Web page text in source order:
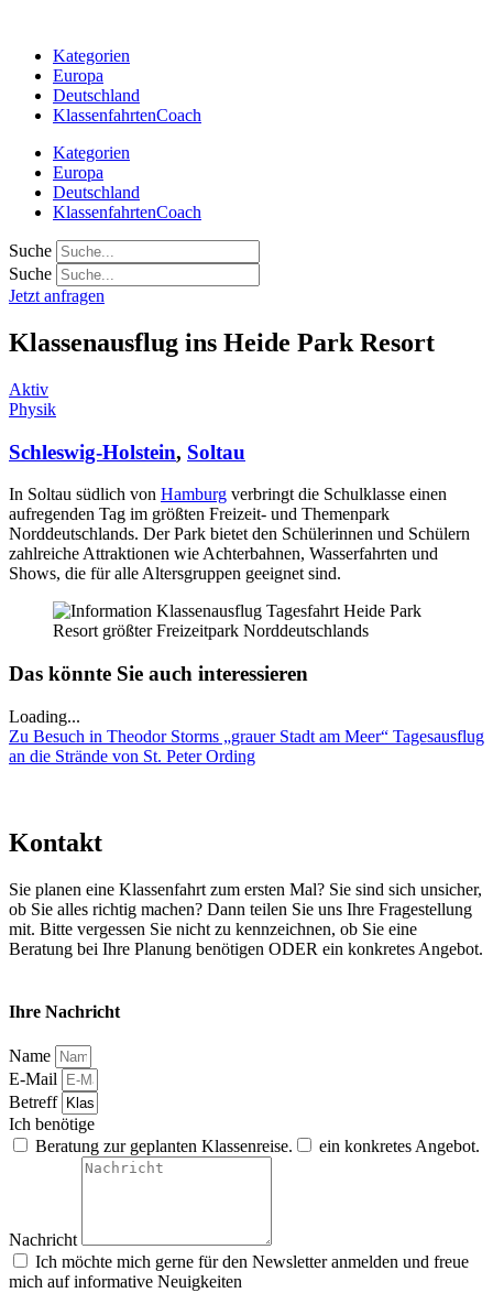
springenKategorien
Europa
Deutschland
KlassenfahrtenCoach
Kategorien
Europa
Deutschland
KlassenfahrtenCoach
Suche
Suche
Jetzt anfragen
Klassenausflug ins Heide Park Resort
Aktiv
Physik
Schleswig-Holstein, Soltau
In Soltau südlich von Hamburg verbringt die Schulklasse einen
aufregenden Tag im größten Freizeit- und Themenpark
Norddeutschlands. Der Park bietet den Schülerinnen und Schülern
zahlreiche Attraktionen wie Achterbahnen, Wasserfahrten und
Shows, die für alle Altersgruppen geeignet sind.
Das könnte Sie auch interessieren
Loading...
Zu Besuch in Theodor Storms „grauer Stadt am Meer“ Tagesausflug
an die Strände von St. Peter Ording
Kontakt
Sie planen eine Klassenfahrt zum ersten Mal? Sie sind sich unsicher,
ob Sie alles richtig machen? Dann teilen Sie uns Ihre Fragestellung
mit. Bitte vergessen Sie nicht zu kennzeichnen, ob Sie eine
Beratung bei Ihre Planung benötigen ODER ein konkretes Angebot.
Ihre Nachricht
Name
E-Mail
Betreff
Ich benötige
Beratung zur geplanten Klassenreise.
ein konkretes Angebot.
Nachricht
Ich möchte mich gerne für den Newsletter anmelden und freue
mich auf informative Neuigkeiten